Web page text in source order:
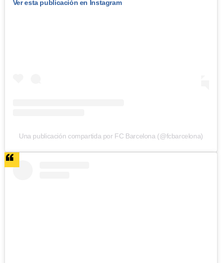
Ver esta publicación en Instagram
Una publicación compartida por FC Barcelona (@fcbarcelona)